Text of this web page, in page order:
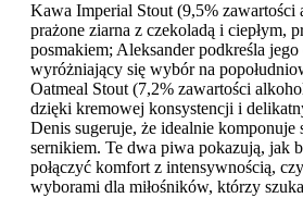
Kawa Imperial Stout (9,5% zawartości
prażone ziarna z czekoladą i ciepłym,
posmakiem; Aleksander podkreśla
wyróżniający się wybór na
Oatmeal Stout (7,2% zawartości
dzięki kremowej konsystencji i
Denis sugeruje, że idealnie komponuje
sernikiem. Te dwa piwa pokazują, jak
połączyć komfort z intensywnością,
wyborami dla miłośników, którzy